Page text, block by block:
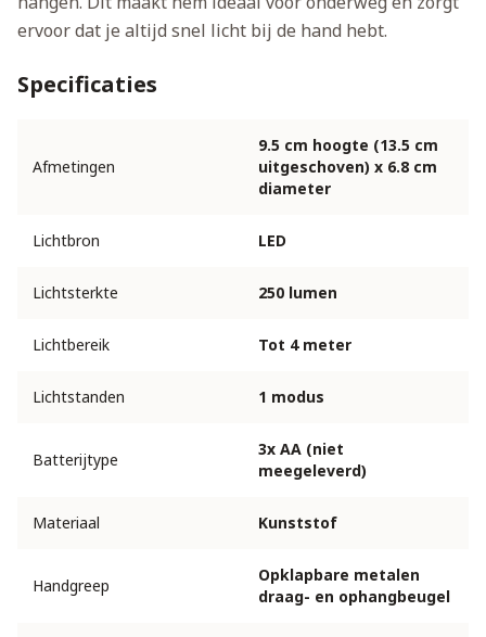
ervoor dat je altijd snel licht bij de hand hebt.
Specificaties
Afmetingen
9.5 cm hoogte (13.5 cm
uitgeschoven) x 6.8 cm
diameter
Lichtbron LED
Lichtsterkte 250 lumen
Lichtbereik Tot 4 meter
Lichtstanden 1 modus
Batterijtype
3x AA (niet
meegeleverd)
Materiaal Kunststof
Handgreep
Opklapbare metalen
draag- en ophangbeugel